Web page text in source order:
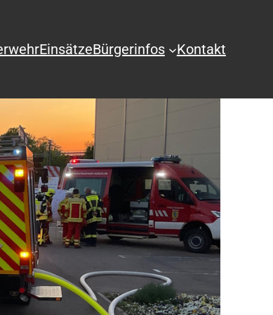
EinsätzeBürgerinfos Kontakt